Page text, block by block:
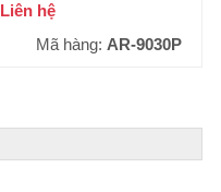
Liên hệ
Mã hàng: AR-9030P